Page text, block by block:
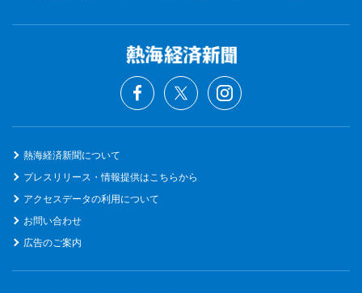
熱海経済新聞について
プレスリリース・情報提供はこちらから
アクセスデータの利用について
お問い合わせ
広告のご案内